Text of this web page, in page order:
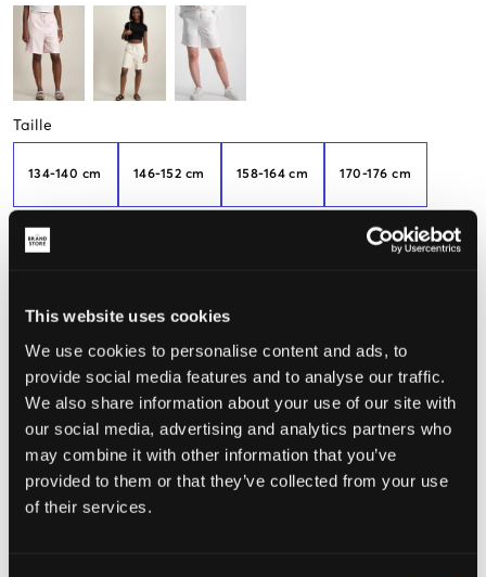
This website uses cookies
We use cookies to personalise content and ads, to
provide social media features and to analyse our traffic.
We also share information about your use of our site with
our social media, advertising and analytics partners who
may combine it with other information that you’ve
provided to them or that they’ve collected from your use
of their services.
Taille
134-140 cm 146-152 cm 158-164 cm 170-176 cm
quantité
en stock
Taille perçue
Petit Parfait Grande
CHOISIR LA TAILLE